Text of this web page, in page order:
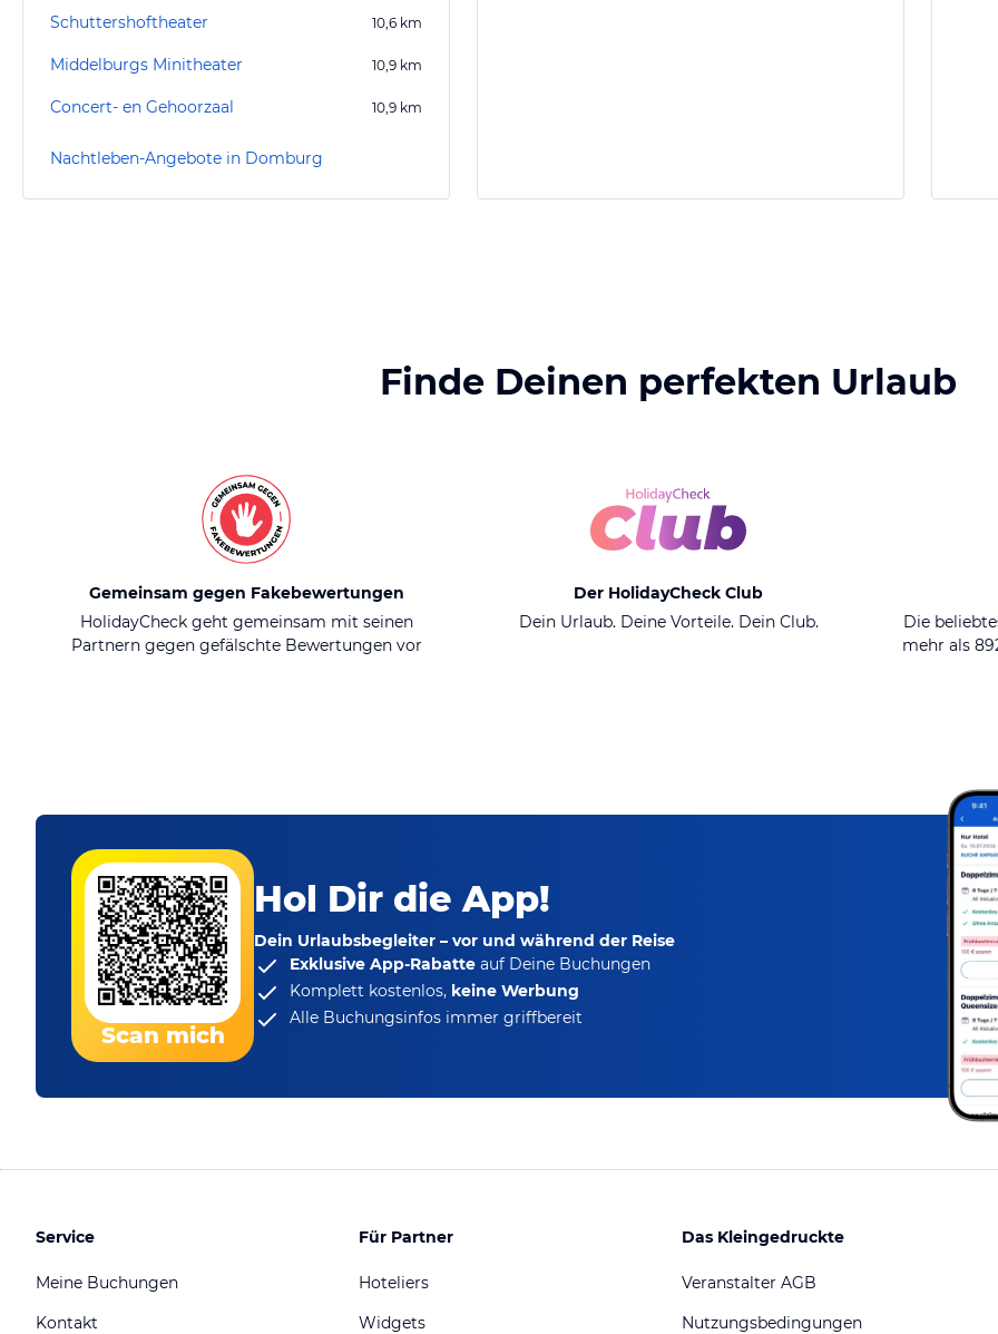
Schuttershoftheater 10,6 km
Middelburgs Minitheater 10,9 km
Concert- en Gehoorzaal 10,9 km
Nachtleben-Angebote in Domburg
Finde Deinen perfekten Urlaub
Gemeinsam gegen Fakebewertungen
HolidayCheck geht gemeinsam mit seinen
Partnern gegen gefälschte Bewertungen vor
Der HolidayCheck Club
Dein Urlaub. Deine Vorteile. Dein Club.
Die
mehr als
Scan mich
Hol Dir die App!
Dein Urlaubsbegleiter – vor und während der Reise
Exklusive App-Rabatte auf Deine Buchungen
Komplett kostenlos, keine Werbung
Alle Buchungsinfos immer griffbereit
Service
Meine Buchungen
Kontakt
Für Partner
Hoteliers
Widgets
Das Kleingedruckte
Veranstalter AGB
Nutzungsbedingungen